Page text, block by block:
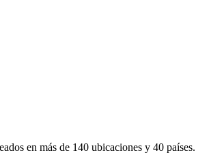
en más de 140 ubicaciones y 40 países.